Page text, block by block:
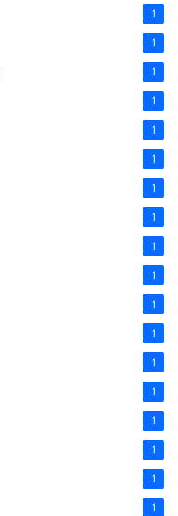
1
1
1
1
1
1
1
1
1
1
1
1
1
1
1
1
1
1